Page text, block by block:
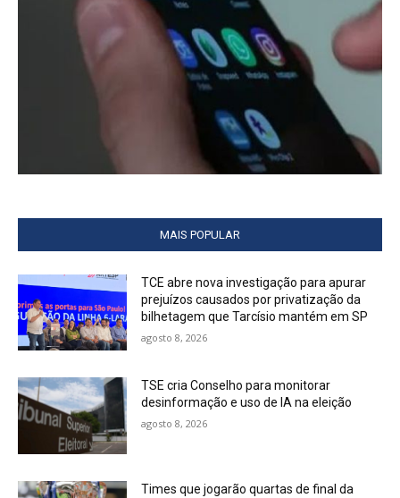
MAIS POPULAR
TCE abre nova investigação para apurar
prejuízos causados por privatização da
bilhetagem que Tarcísio mantém em SP
agosto 8, 2026
TSE cria Conselho para monitorar
desinformação e uso de IA na eleição
agosto 8, 2026
Times que jogarão quartas de final da